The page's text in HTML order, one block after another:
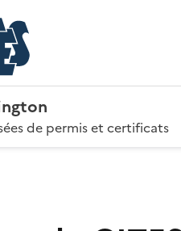
de permis et certificats